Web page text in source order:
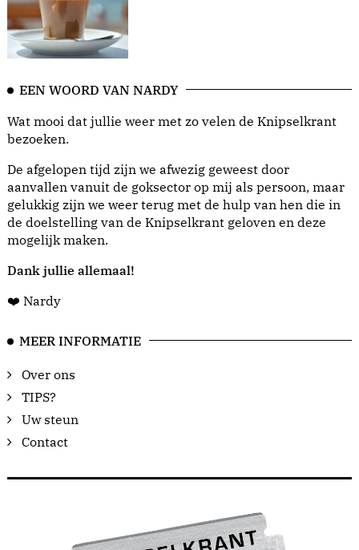
EEN WOORD VAN NARDY
Wat mooi dat jullie weer met zo velen de Knipselkrant
bezoeken.
De afgelopen tijd zijn we afwezig geweest door
aanvallen vanuit de goksector op mij als persoon, maar
gelukkig zijn we weer terug met de hulp van hen die in
de doelstelling van de Knipselkrant geloven en deze
mogelijk maken.
Dank jullie allemaal!
❤️ Nardy
MEER INFORMATIE
Over ons
TIPS?
Uw steun
Contact